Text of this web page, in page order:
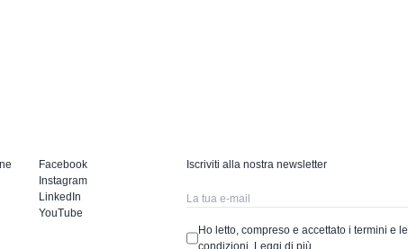
Facebook
Instagram
LinkedIn
YouTube
Iscriviti alla nostra newsletter
Ho letto, compreso e accettato i termini e le
condizioni.
Leggi di più